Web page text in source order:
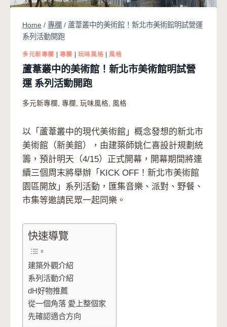
Home / 專欄 / 蘆葦叢中的美術館！新北市美術館明試營運
系列活動開跑
多元新專欄 專欄 玩味風格 風格
蘆葦叢中的美術館！新北市美術館明試營
運 系列活動開跑
多元新專欄 專欄 玩味風格 風格
以「蘆葦叢中的現代美術館」概念發想的新北市
美術館（新美館），由建築師姚仁喜設計規劃統
籌，預計明天（4/15）正式開幕，開幕期間將連
續三個周末將舉辦「KICK OFF！新北市美術館
園區開放」系列活動，匯集音樂、派對、野餐、
市集等邀請民眾一起同樂。
快速導覽
建築外觀介紹
系列活動介紹
dH好物推薦
從一個角落 愛上整個家
先確認適合方向